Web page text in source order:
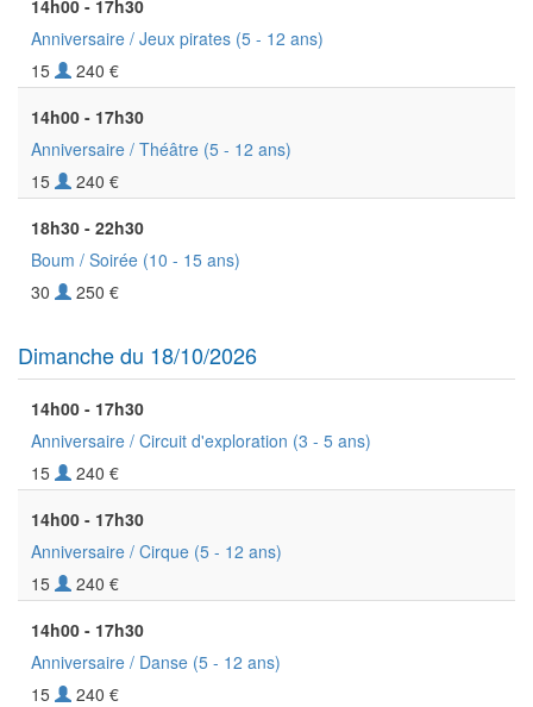
14h00 - 17h30
Anniversaire / Jeux pirates (5 - 12 ans)
15
240 €
14h00 - 17h30
Anniversaire / Théâtre (5 - 12 ans)
15
240 €
18h30 - 22h30
Boum / Soirée (10 - 15 ans)
30
250 €
Dimanche du 18/10/2026
14h00 - 17h30
Anniversaire / Circuit d'exploration (3 - 5 ans)
15
240 €
14h00 - 17h30
Anniversaire / Cirque (5 - 12 ans)
15
240 €
14h00 - 17h30
Anniversaire / Danse (5 - 12 ans)
15
240 €